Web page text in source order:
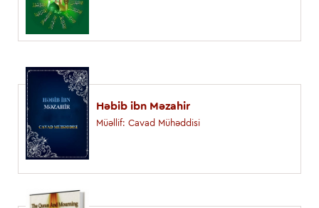
Həbib ibn Məzahir
Müəllif: Cavad Mühəddisi